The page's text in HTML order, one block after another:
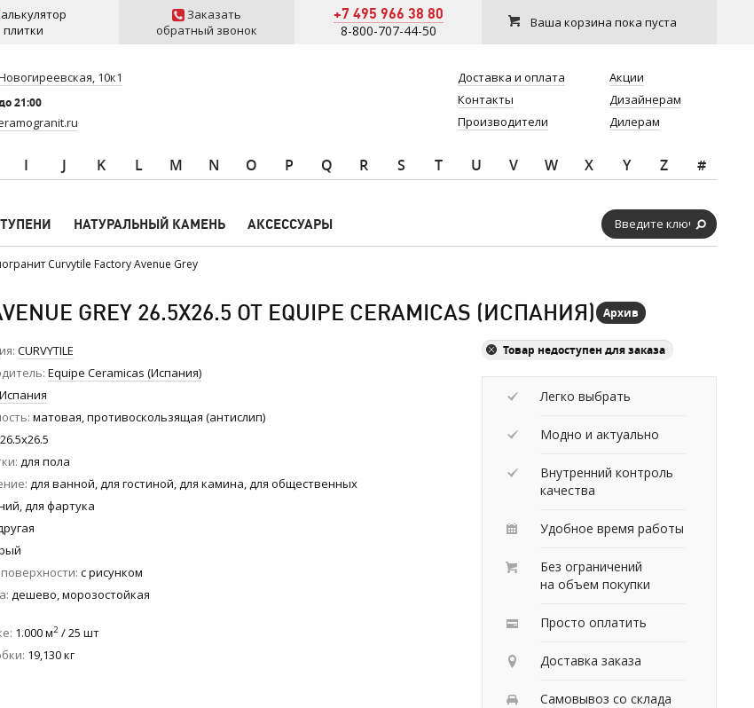
плитки
Заказать
обратный звонок
+7 495 966 38 80
8-800-707-44-50 Ваша корзина пока пуста
10к1
21:00
Доставка и оплата
Контакты
Производители
Акции
Дизайнерам
Дилерам
I J K L M N O P Q R S T U V W X Y Z #
НАТУРАЛЬНЫЙ КАМЕНЬ АКСЕССУАРЫ
Curvytile Factory Avenue Grey
GREY 26.5X26.5 ОТ EQUIPE CERAMICAS (ИСПАНИЯ) Архив
CURVYTILE
Equipe Ceramicas (Испания)
Испания
матовая, противоскользящая (антислип)
26.5x26.5
для пола
для ванной, для гостиной, для камина, для общественных
для фартука
с рисунком
дешево, морозостойкая
1.000 м2 / 25 шт
19,130 кг
Товар недоступен для заказа
Легко выбрать
Модно и актуально
Внутренний контроль
качества
Удобное время работы
Без ограничений
на объем покупки
Просто оплатить
Доставка заказа
Самовывоз со склада